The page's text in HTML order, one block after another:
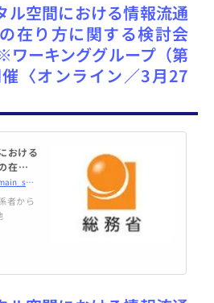
ル空間における情報流通
在り方に関する検討会
ワーキンググループ（第
〈オンライン／3月27
おける
り方
ル空間
性確保
第14
https://www.soumu.go.jp/main_sosiki/kenkyu/digital_space/02ryutsu02_04000445.html
者から